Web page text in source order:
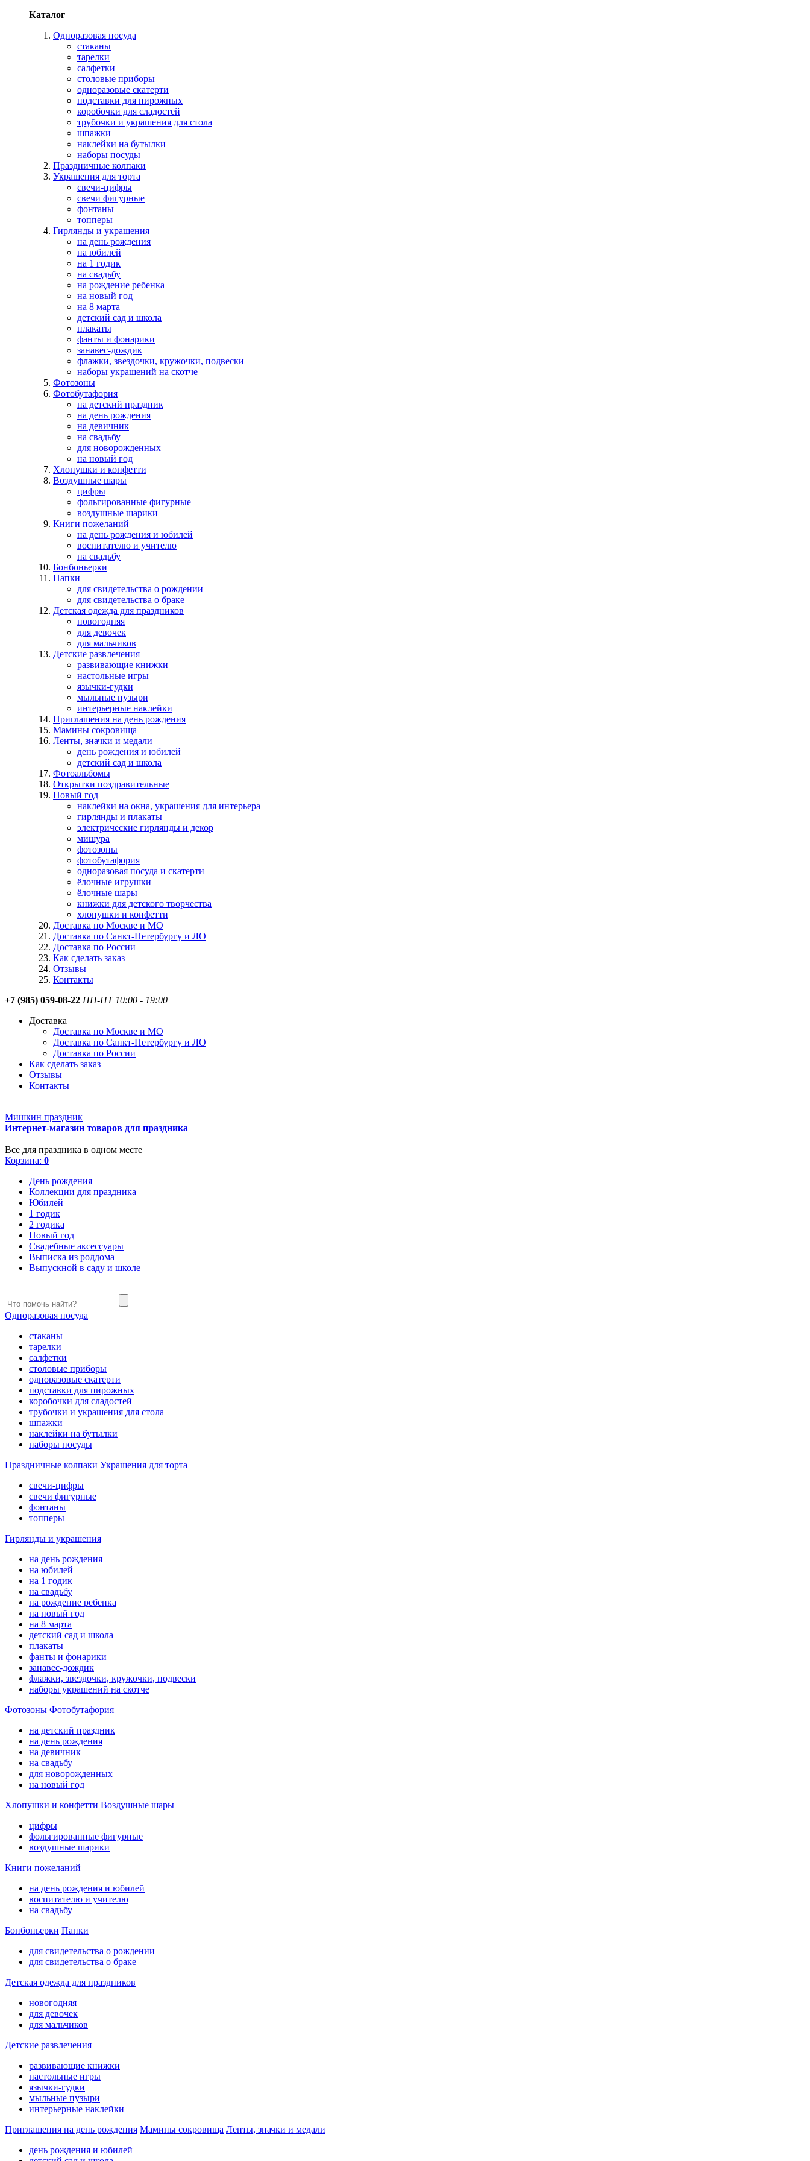
Каталог
Одноразовая посуда
стаканы
тарелки
салфетки
столовые приборы
одноразовые скатерти
подставки для пирожных
коробочки для сладостей
трубочки и украшения для стола
шпажки
наклейки на бутылки
наборы посуды
Праздничные колпаки
Украшения для торта
свечи-цифры
свечи фигурные
фонтаны
топперы
Гирлянды и украшения
на день рождения
на юбилей
на 1 годик
на свадьбу
на рождение ребенка
на новый год
на 8 марта
детский сад и школа
плакаты
фанты и фонарики
занавес-дождик
флажки, звездочки, кружочки, подвески
наборы украшений на скотче
Фотозоны
Фотобутафория
на детский праздник
на день рождения
на девичник
на свадьбу
для новорожденных
на новый год
Хлопушки и конфетти
Воздушные шары
цифры
фольгированные фигурные
воздушные шарики
Книги пожеланий
на день рождения и юбилей
воспитателю и учителю
на свадьбу
Бонбоньерки
Папки
для свидетельства о рождении
для свидетельства о браке
Детская одежда для праздников
новогодняя
для девочек
для мальчиков
Детские развлечения
развивающие книжки
настольные игры
язычки-гудки
мыльные пузыри
интерьерные наклейки
Приглашения на день рождения
Мамины сокровища
Ленты, значки и медали
день рождения и юбилей
детский сад и школа
Фотоальбомы
Открытки поздравительные
Новый год
наклейки на окна, украшения для интерьера
гирлянды и плакаты
электрические гирлянды и декор
мишура
фотозоны
фотобутафория
одноразовая посуда и скатерти
ёлочные игрушки
ёлочные шары
книжки для детского творчества
хлопушки и конфетти
Доставка по Москве и МО
Доставка по Санкт-Петербургу и ЛО
Доставка по России
Как сделать заказ
Отзывы
Контакты
+7 (985) 059-08-22 ПН-ПТ 10:00 - 19:00
Доставка
Доставка по Москве и МО
Доставка по Санкт-Петербургу и ЛО
Доставка по России
Как сделать заказ
Отзывы
Контакты
Мишкин праздник
Интернет-магазин товаров для праздника
Все для праздника в одном месте
Корзина: 0
День рождения
Коллекции для праздника
Юбилей
1 годик
2 годика
Новый год
Свадебные аксессуары
Выписка из роддома
Выпускной в саду и школе
Одноразовая посуда
стаканы
тарелки
салфетки
столовые приборы
одноразовые скатерти
подставки для пирожных
коробочки для сладостей
трубочки и украшения для стола
шпажки
наклейки на бутылки
наборы посуды
Праздничные колпаки Украшения для торта
свечи-цифры
свечи фигурные
фонтаны
топперы
Гирлянды и украшения
на день рождения
на юбилей
на 1 годик
на свадьбу
на рождение ребенка
на новый год
на 8 марта
детский сад и школа
плакаты
фанты и фонарики
занавес-дождик
флажки, звездочки, кружочки, подвески
наборы украшений на скотче
Фотозоны Фотобутафория
на детский праздник
на день рождения
на девичник
на свадьбу
для новорожденных
на новый год
Хлопушки и конфетти Воздушные шары
цифры
фольгированные фигурные
воздушные шарики
Книги пожеланий
на день рождения и юбилей
воспитателю и учителю
на свадьбу
Бонбоньерки Папки
для свидетельства о рождении
для свидетельства о браке
Детская одежда для праздников
новогодняя
для девочек
для мальчиков
Детские развлечения
развивающие книжки
настольные игры
язычки-гудки
мыльные пузыри
интерьерные наклейки
Приглашения на день рождения Мамины сокровища Ленты, значки и медали
день рождения и юбилей